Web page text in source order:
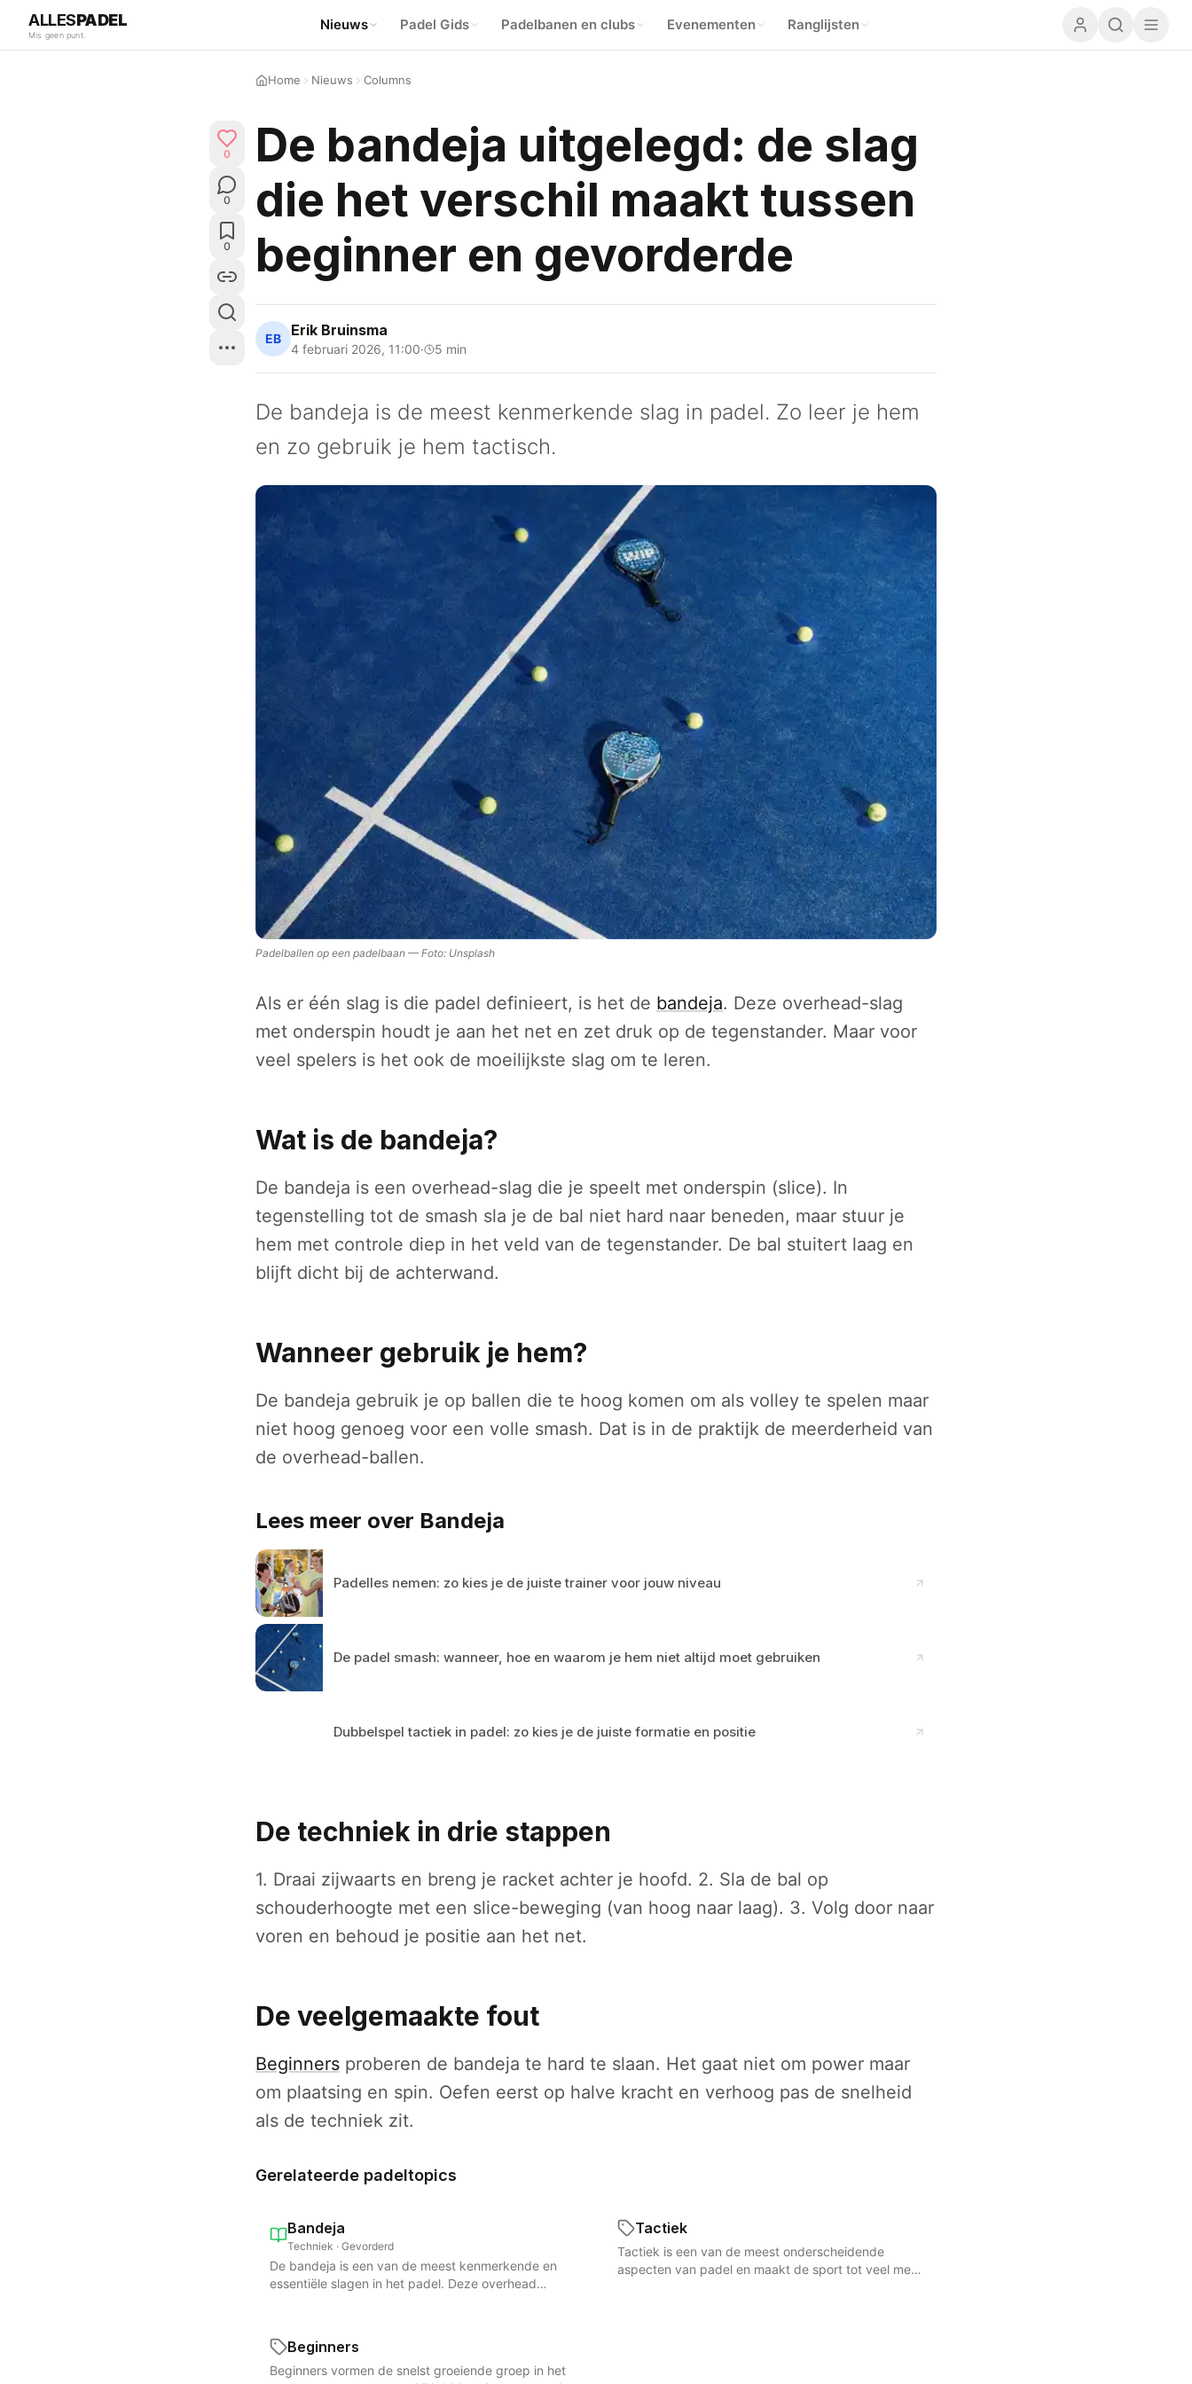
ALLESPADEL
Mis geen punt.
Nieuws Padel Gids Padelbanen en clubs Evenementen Ranglijsten
0
0
0
Home Nieuws Columns
De bandeja uitgelegd: de slag
die het verschil maakt tussen
beginner en gevorderde
EB Erik Bruinsma
4 februari 2026, 11:00· 5 min
De bandeja is de meest kenmerkende slag in padel. Zo leer je hem
en zo gebruik je hem tactisch.
Padelballen op een padelbaan — Foto: Unsplash
Als er één slag is die padel definieert, is het de bandeja. Deze overhead-slag
met onderspin houdt je aan het net en zet druk op de tegenstander. Maar voor
veel spelers is het ook de moeilijkste slag om te leren.
Wat is de bandeja?
De bandeja is een overhead-slag die je speelt met onderspin (slice). In
tegenstelling tot de smash sla je de bal niet hard naar beneden, maar stuur je
hem met controle diep in het veld van de tegenstander. De bal stuitert laag en
blijft dicht bij de achterwand.
Wanneer gebruik je hem?
De bandeja gebruik je op ballen die te hoog komen om als volley te spelen maar
niet hoog genoeg voor een volle smash. Dat is in de praktijk de meerderheid van
de overhead-ballen.
Lees meer over Bandeja
Padelles nemen: zo kies je de juiste trainer voor jouw niveau
De padel smash: wanneer, hoe en waarom je hem niet altijd moet gebruiken
Dubbelspel tactiek in padel: zo kies je de juiste formatie en positie
De techniek in drie stappen
1. Draai zijwaarts en breng je racket achter je hoofd. 2. Sla de bal op
schouderhoogte met een slice-beweging (van hoog naar laag). 3. Volg door naar
voren en behoud je positie aan het net.
De veelgemaakte fout
Beginners proberen de bandeja te hard te slaan. Het gaat niet om power maar
om plaatsing en spin. Oefen eerst op halve kracht en verhoog pas de snelheid
als de techniek zit.
Gerelateerde padeltopics
Bandeja
Techniek · Gevorderd
De bandeja is een van de meest kenmerkende en
essentiële slagen in het padel. Deze overhead
het net vliegt en in de hoeken van de baan landt. De
bandeja onderscheidt zich van de smash doordat
het accent niet op kracht ligt, maar op plaatsing,
Tactiek
Tactiek is een van de meest onderscheidende
aspecten van padel en maakt de sport tot veel meer
Beginners
Beginners vormen de snelst groeiende groep in het